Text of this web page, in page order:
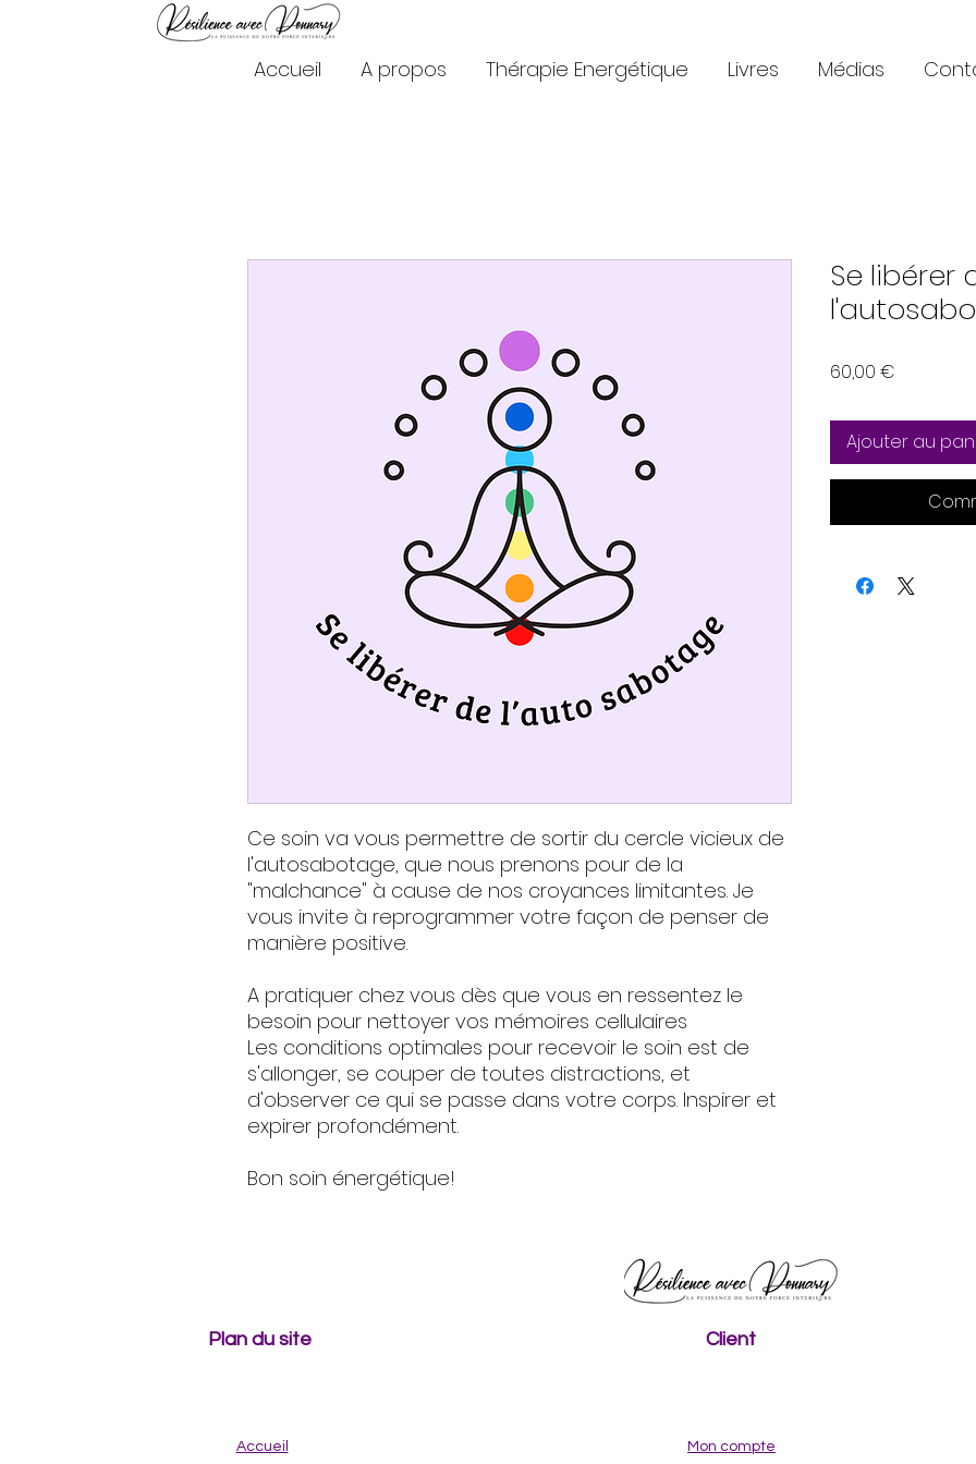
Accueil A propos Thérapie Energétique Livres Médias
Ce soin va vous permettre de sortir du cercle vicieux de
l'autosabotage, que nous prenons pour de la
"malchance" à cause de nos croyances limitantes. Je
vous invite à reprogrammer votre façon de penser de
manière positive.
A pratiquer chez vous dès que vous en ressentez le
besoin pour nettoyer vos mémoires cellulaires
Les conditions optimales pour recevoir le soin est de
s'allonger, se couper de toutes distractions, et
d'observer ce qui se passe dans votre corps. Inspirer et
expirer profondément.
Bon soin énergétique!
Se libérer
60,00 €
Ajouter au
Plan du site
Accueil
Client
Mon compte